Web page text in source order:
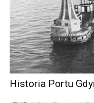
Historia Portu